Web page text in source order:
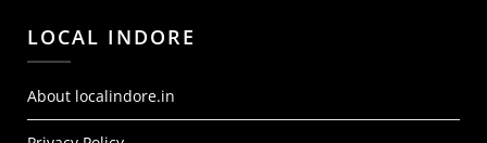
LOCAL INDORE
About localindore.in